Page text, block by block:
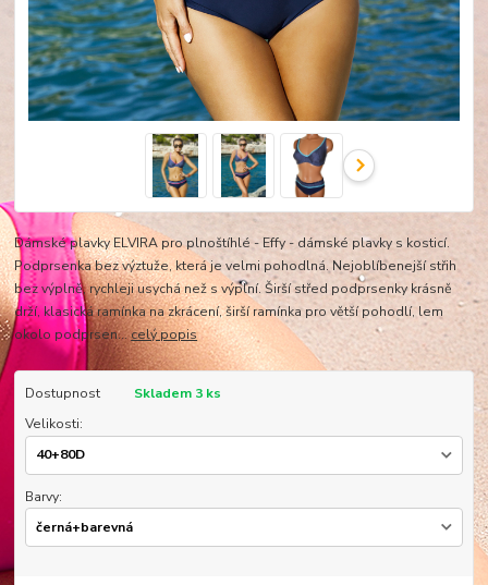
Dámské plavky ELVIRA pro plnoštíhlé - Effy - dámské plavky s kosticí.
Podprsenka bez výztuže, která je velmi pohodlná. Nejoblíbenejší střih
bez výplně, rychleji usychá než s výplní. Širší střed podprsenky krásně
drží, klasická ramínka na zkrácení, širší ramínka pro větší pohodlí, lem
okolo podprsen...celý popis
Dostupnost
Skladem 3 ks
Velikosti:
Barvy: